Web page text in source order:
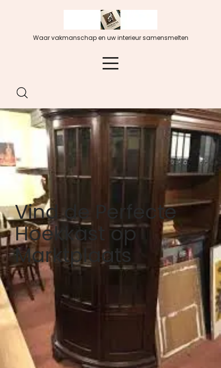
Waar vakmanschap en uw interieur samensmelten
Vind de Perfecte
Hoekkast op
Marktplaats